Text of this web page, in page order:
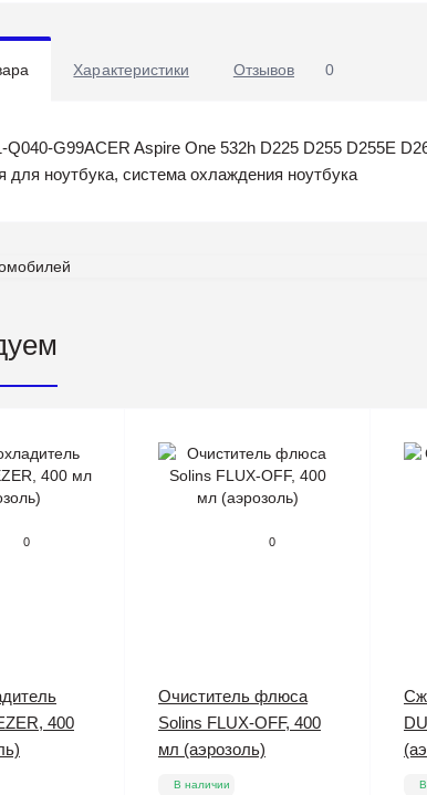
Характеристики Отзывов 0
Q040-G99ACER Aspire One 532h D225 D255 D255E
для ноутбука, система охлаждения ноутбука
0
400
0
Очиститель флюса
Solins FLUX-OFF, 400
мл (аэрозоль)
В наличии